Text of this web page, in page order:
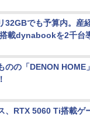
32GBでも予算内。産
載dynabookを2千台
のの「DENON HOME
、RTX 5060 Ti搭載ゲ